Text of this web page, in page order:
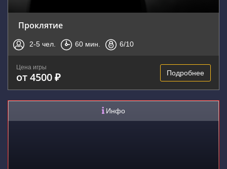
Проклятие
2-5 чел. 60 мин. 6/10
Цена игры
от 4500 ₽ Подробнее
Инфо